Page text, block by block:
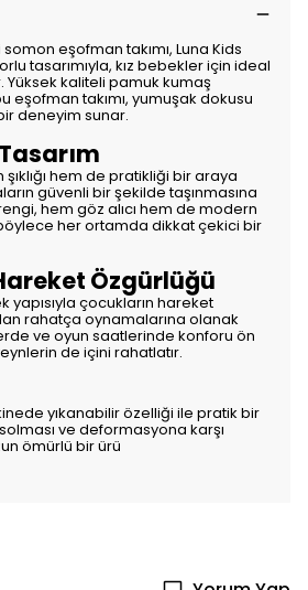
eşofman takımı, Luna Kids
tasarımıyla, kız bebekler için ideal
kaliteli pamuk kumaş
eşofman takımı, yumuşak dokusu
deneyim sunar.
hem de pratikliği bir araya
güvenli bir şekilde taşınmasına
hem göz alıcı hem de modern
her ortamda dikkat çekici bir
Özgürlüğü
yapısıyla çocukların hareket
rahatça oynamalarına olanak
ve oyun saatlerinde konforu ön
de içini rahatlatır.
yıkanabilir özelliği ile pratik bir
ve deformasyona karşı
ömürlü bir ürü